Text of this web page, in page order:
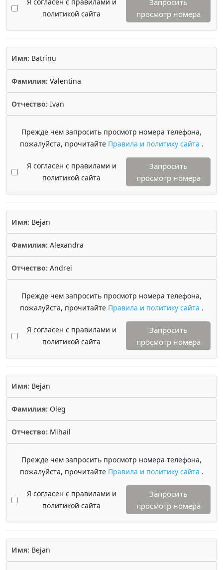
политикой сайта
Запросить
просмотр номера
Имя: Batrinu
Фамилия: Valentina
Отчество: Ivan
Прежде чем запросить просмотр номера телефона,
пожалуйста, прочитайте Правила и политику сайта .
Я согласен с правилами и
политикой сайта
Запросить
просмотр номера
Имя: Bejan
Фамилия: Alexandra
Отчество: Andrei
Прежде чем запросить просмотр номера телефона,
пожалуйста, прочитайте Правила и политику сайта .
Я согласен с правилами и
политикой сайта
Запросить
просмотр номера
Имя: Bejan
Фамилия: Oleg
Отчество: Mihail
Прежде чем запросить просмотр номера телефона,
пожалуйста, прочитайте Правила и политику сайта .
Я согласен с правилами и
политикой сайта
Запросить
просмотр номера
Имя: Bejan